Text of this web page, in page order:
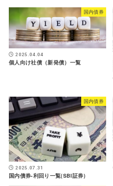
国内債券
2025.04.04
個人向け社債（新発債）一覧
国内債券
2025.07.31
国内債券-利回り一覧(SBI証券)